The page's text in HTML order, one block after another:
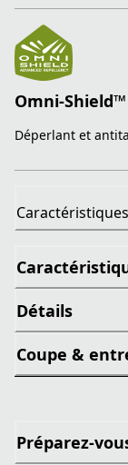
Omni-Shield™
Déperlant et
Caractéristiques
Détails
Coupe &
Préparez-